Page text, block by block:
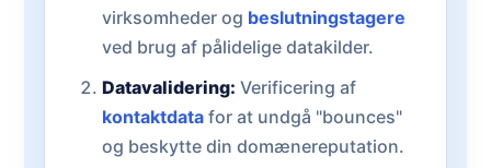
virksomheder og beslutningstagere
ved brug af pålidelige datakilder.
Datavalidering: Verificering af
kontaktdatafor at undgå "bounces"
og beskytte din domænereputation.